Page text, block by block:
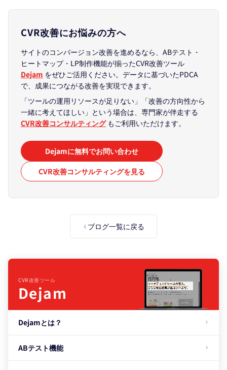
CVR改善にお悩みの方へ
サイトのコンバージョン改善を進めるなら、ABテスト・
ヒートマップ・LP制作機能が揃ったCVR改善ツール
Dejam をぜひご活用ください。データに基づいたPDCA
で、成果につながる改善を実現できます。
「ツールの運用リソースが足りない」「改善の方向性から
一緒に考えてほしい」という場合は、専門家が伴走する
CVR改善コンサルティングもご利用いただけます。
Dejamに無料でお問い合わせ
CVR改善コンサルティングを見る
ブログ一覧に戻る
CVR改善ツール
Dejam
Dejamとは？
ABテスト機能